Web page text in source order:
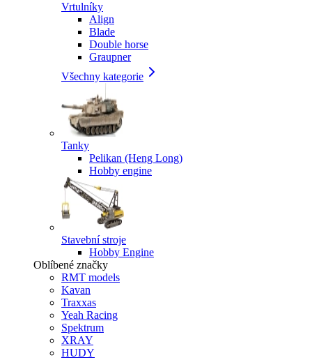
Vrtulníky
Align
Blade
Double horse
Graupner
Všechny kategorie
Tanky
Pelikan (Heng Long)
Hobby engine
Stavební stroje
Hobby Engine
Oblíbené značky
RMT models
Kavan
Traxxas
Yeah Racing
Spektrum
XRAY
HUDY